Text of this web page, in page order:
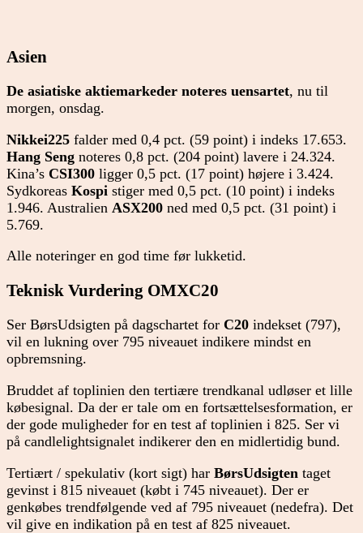
Asien
De asiatiske aktiemarkeder noteres uensartet, nu til
morgen, onsdag.
Nikkei225 falder med 0,4 pct. (59 point) i indeks 17.653.
Hang Seng noteres 0,8 pct. (204 point) lavere i 24.324.
Kina’s CSI300 ligger 0,5 pct. (17 point) højere i 3.424.
Sydkoreas Kospi stiger med 0,5 pct. (10 point) i indeks
1.946. Australien ASX200 ned med 0,5 pct. (31 point) i
5.769.
Alle noteringer en god time før lukketid.
Teknisk Vurdering OMXC20
Ser BørsUdsigten på dagschartet for C20 indekset (797),
vil en lukning over 795 niveauet indikere mindst en
opbremsning.
Bruddet af toplinien den tertiære trendkanal udløser et lille
købesignal. Da der er tale om en fortsættelsesformation, er
der gode muligheder for en test af toplinien i 825. Ser vi
på candlelightsignalet indikerer den en midlertidig bund.
Tertiært / spekulativ (kort sigt) har BørsUdsigten taget
gevinst i 815 niveauet (købt i 745 niveauet). Der er
genkøbes trendfølgende ved af 795 niveauet (nedefra). Det
vil give en indikation på en test af 825 niveauet.